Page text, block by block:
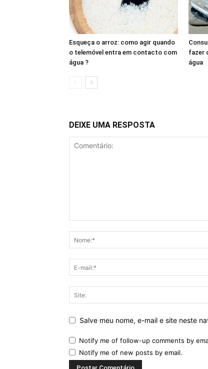
Esqueça o arroz: como agir quando
o telemóvel entra em contacto com
água ?
fazer
água
DEIXE UMA RESPOSTA
Salve meu nome, e-mail e site neste
Notify me of follow-up comments by
Notify me of new posts by email.